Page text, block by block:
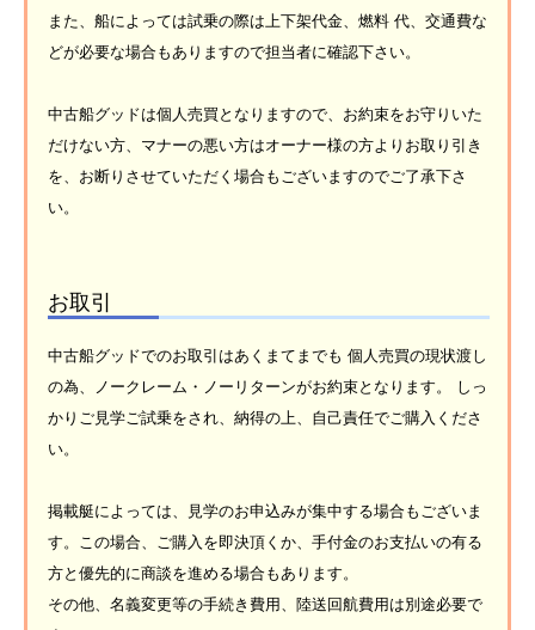
また、船によっては試乗の際は上下架代金、燃料 代、交通費な
どが必要な場合もありますので担当者に確認下さい。
中古船グッドは個人売買となりますので、お約束をお守りいた
だけない方、マナーの悪い方はオーナー様の方よりお取り引き
を、お断りさせていただく場合もございますのでご了承下さ
い。
お取引
中古船グッドでのお取引はあくまてまでも 個人売買の現状渡し
の為、ノークレーム・ノーリターンがお約束となります。 しっ
かりご見学ご試乗をされ、納得の上、自己責任でご購入くださ
い。
掲載艇によっては、見学のお申込みが集中する場合もございま
す。この場合、ご購入を即決頂くか、手付金のお支払いの有る
方と優先的に商談を進める場合もあります。
その他、名義変更等の手続き費用、陸送回航費用は別途必要で